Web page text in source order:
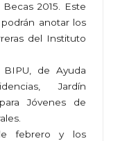
2015. Este
anotar los
del Instituto
de Ayuda
Jardín
Jóvenes de
febrero y los